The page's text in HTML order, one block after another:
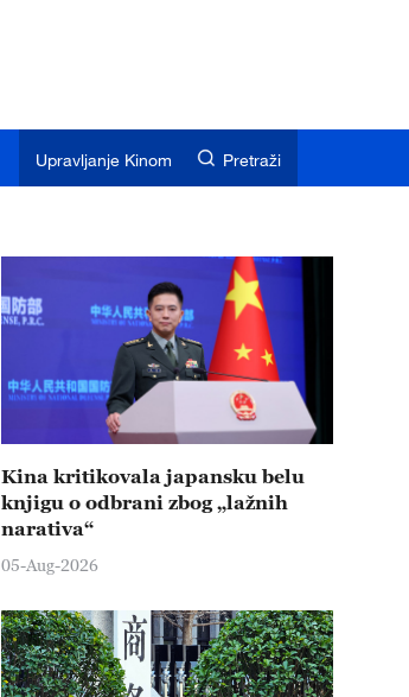
Upravljanje Kinom Pretraži
Kina kritikovala japansku belu
knjigu o odbrani zbog „lažnih
narativa“
05-Aug-2026